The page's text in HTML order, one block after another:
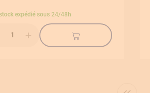
expédié sous 24/48h